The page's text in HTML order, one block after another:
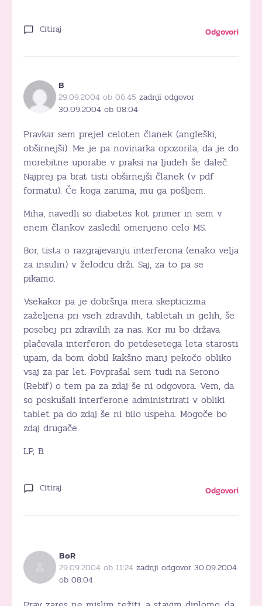
Citiraj Odgovori
B
29.09.2004 ob 06:45 zadnji odgovor
30.09.2004 ob 08:04
Pravkar sem prejel celoten članek (angleški,
obširnejši). Me je pa novinarka opozorila, da je do
morebitne uporabe v praksi na ljudeh še daleč.
Najprej pa brat tisti obširnejši članek (v pdf
formatu). Če koga zanima, mu ga pošljem.
Miha, navedli so diabetes kot primer in sem v
enem člankov zasledil omenjeno celo MS.
Bor, tista o razgrajevanju interferona (enako velja
za insulin) v želodcu drži. Saj, za to pa se
pikamo.
Vsekakor pa je dobršnja mera skepticizma
zaželjena pri vseh zdravilih, tabletah in gelih, še
posebej pri zdravilih za nas. Ker mi bo država
plačevala interferon do petdesetega leta starosti
upam, da bom dobil kakšno manj pekočo obliko
vsaj za par let. Povprašal sem tudi na Serono
(Rebif) o tem pa za zdaj še ni odgovora. Vem, da
so poskušali interferone administrirati v obliki
tablet pa do zdaj še ni bilo uspeha. Mogoče bo
zdaj drugače.
LP, B.
Citiraj Odgovori
BoR
29.09.2004 ob 11:24 zadnji odgovor 30.09.2004
ob 08:04